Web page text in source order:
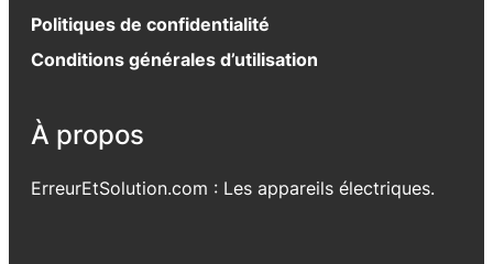
Politiques de confidentialité
Conditions générales d’utilisation
À propos
ErreurEtSolution.com : Les appareils électriques.